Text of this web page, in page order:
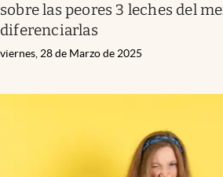
sobre las peores 3 leches del
diferenciarlas
viernes, 28 de Marzo de 2025